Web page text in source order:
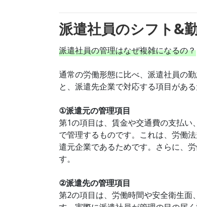
派遣社員のシフト&
派遣社員の管理はなぜ複雑になるの？
通常の労働形態に比べ、派遣社員の
と、派遣先企業で対応する項目があ
①派遣元の管理項目
第1の項目は、賃金や交通費の支払
で管理するものです。これは、労働
遣元企業であるためです。さらに、
す。
②派遣先の管理項目
第2の項目は、労働時間や安全衛生